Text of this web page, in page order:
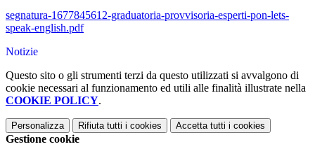
segnatura-1677845612-graduatoria-provvisoria-esperti-pon-lets-
speak-english.pdf
Notizie
Questo sito o gli strumenti terzi da questo utilizzati si avvalgono di
cookie necessari al funzionamento ed utili alle finalità illustrate nella
COOKIE POLICY.
Personalizza Rifiuta tutti i cookies Accetta tutti i cookies
Gestione cookie